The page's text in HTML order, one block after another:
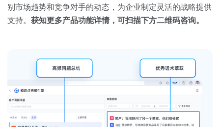
别市场趋势和竞争对手的动态，为企业制定灵活的战略提供
支持。 获知更多产品功能详情，可扫描下方二维码咨询。